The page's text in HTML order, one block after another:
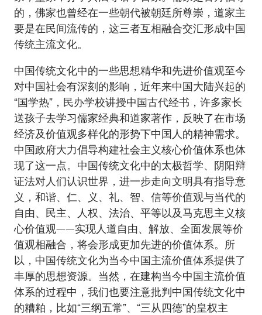
的，佛家也曾经在一些朝代被朝廷所尊崇，道家主
要是在民间流传的，这三者互相融合交汇形成中国
传统主流文化。
中国传统文化中的一些思想精华和先进价值观至今
对中国社会有深刻的影响，近年来中国大陆兴起的
“国学热”，民办学校讲授中国古代经书，许多家长
送孩子去学习儒家经典和道家著作，反映了在市场
经济及价值观多样化的形势下中国人的精神需求。
中国政府大力倡导构建社会主义核心价值体系也体
现了这一点。中国传统文化中的太极哲学、阴阳辩
证法对人们认识世界，进一步走向文明具有指导意
义，和谐、仁、义、礼、智、信等价值观与当代的
自由、民主、人权、法治、平等以及马克思主义核
心价值观——实现人道自由、解放、全面发展等价
值观相融合，将会形成更加先进的价值体系。所
以，中国传统文化为当今中国主流价值体系提供了
丰厚的思想资源。当然，在建构当今中国主流价值
体系的过程中，我们也要注意批判中国传统文化中
的糟粕，比如“三纲五常”、“三从四德”的皇权主